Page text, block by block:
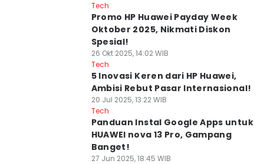
Tech
Promo HP Huawei Payday Week
Oktober 2025, Nikmati Diskon
Spesial!
26 Okt 2025, 14:02 WIB
Tech
5 Inovasi Keren dari HP Huawei,
Ambisi Rebut Pasar Internasional!
20 Jul 2025, 13:22 WIB
Tech
Panduan Instal Google Apps untuk
HUAWEI nova 13 Pro, Gampang
Banget!
27 Jun 2025, 18:45 WIB